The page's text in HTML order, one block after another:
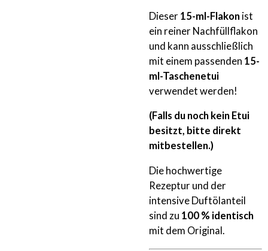
Dieser 15-ml-Flakon ist
ein reiner Nachfüllflakon
und kann ausschließlich
mit einem passenden 15-
ml-Taschenetui
verwendet werden!
(Falls du noch kein Etui
besitzt, bitte direkt
mitbestellen.)
Die hochwertige
Rezeptur und der
intensive Duftölanteil
sind zu 100 % identisch
mit dem Original.